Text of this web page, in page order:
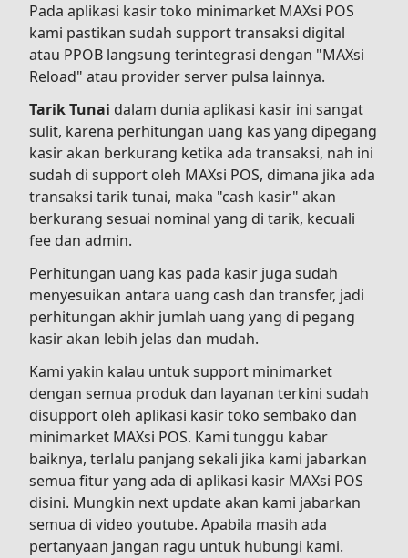
Pada aplikasi kasir toko minimarket MAXsi POS
kami pastikan sudah support transaksi digital
atau PPOB langsung terintegrasi dengan "MAXsi
Reload" atau provider server pulsa lainnya.
Tarik Tunai dalam dunia aplikasi kasir ini sangat
sulit, karena perhitungan uang kas yang dipegang
kasir akan berkurang ketika ada transaksi, nah ini
sudah di support oleh MAXsi POS, dimana jika ada
transaksi tarik tunai, maka "cash kasir" akan
berkurang sesuai nominal yang di tarik, kecuali
fee dan admin.
Perhitungan uang kas pada kasir juga sudah
menyesuikan antara uang cash dan transfer, jadi
perhitungan akhir jumlah uang yang di pegang
kasir akan lebih jelas dan mudah.
Kami yakin kalau untuk support minimarket
dengan semua produk dan layanan terkini sudah
disupport oleh aplikasi kasir toko sembako dan
minimarket MAXsi POS. Kami tunggu kabar
baiknya, terlalu panjang sekali jika kami jabarkan
semua fitur yang ada di aplikasi kasir MAXsi POS
disini. Mungkin next update akan kami jabarkan
semua di video youtube. Apabila masih ada
pertanyaan jangan ragu untuk hubungi kami.